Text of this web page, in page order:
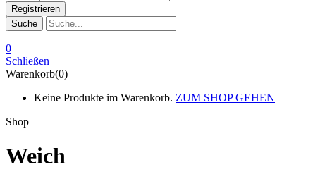
Suche
0
Schließen
Warenkorb(0)
Keine Produkte im Warenkorb. ZUM SHOP GEHEN
Shop
Weich